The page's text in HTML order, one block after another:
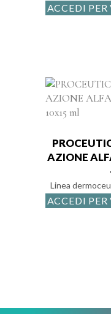
ACCEDI
AZIONE
Linea
ACCEDI